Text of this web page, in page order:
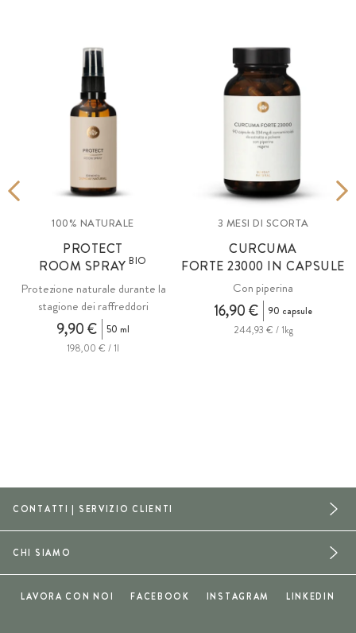
100% NATURALE
PROTECT
ROOM SPRAYBIO
Protezione naturale durante la
stagione dei raffreddori
9,90 €
50 ml
198,00 € / 1l
3 MESI DI SCORTA
CURCUMA
FORTE 23000 IN CAPSULE
Con piperina
16,90 €
90 capsule
244,93 € / 1kg
CONTATTI | SERVIZIO CLIENTI
CHI SIAMO
LAVORA CON NOI FACEBOOK INSTAGRAM LINKEDIN